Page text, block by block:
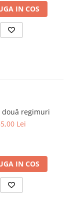
IN COS
două regimuri
Lei
IN COS